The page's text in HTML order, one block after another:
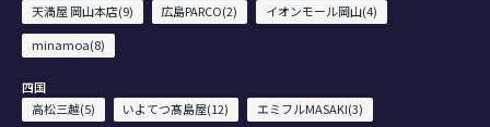
天満屋 岡山本店(9)
広島PARCO(2)
イオンモール岡山(4)
minamoa(8)
四国
高松三越(5)
いよてつ髙島屋(12) エミフルMASAKI(3)